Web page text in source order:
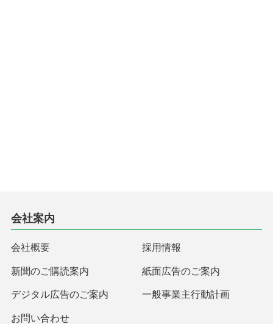
会社案内
会社概要 採用情報
新聞のご購読案内 紙面広告のご案内
デジタル広告のご案内 一般事業主行動計画
お問い合わせ